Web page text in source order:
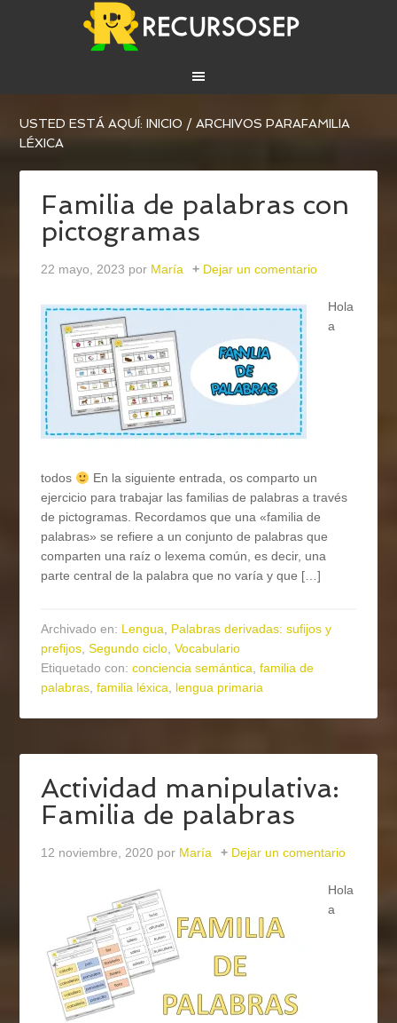
USTED ESTÁ AQUÍ:INICIO / ARCHIVOS PARAFAMILIA
LÉXICA
Familia de palabras con
pictogramas
22 mayo, 2023 por María Dejar un comentario
Hola
a
todos
En la siguiente entrada, os comparto un
ejercicio para trabajar las familias de palabras a través
de pictogramas. Recordamos que una «familia de
palabras» se refiere a un conjunto de palabras que
comparten una raíz o lexema común, es decir, una
parte central de la palabra que no varía y que […]
Archivado en: Lengua, Palabras derivadas: sufijos y
prefijos,Segundo ciclo,Vocabulario
Etiquetado con:conciencia semántica,familia de
palabras,familia léxica, lengua primaria
Actividad manipulativa:
Familia de palabras
12 noviembre, 2020 por María Dejar un comentario
Hola
a